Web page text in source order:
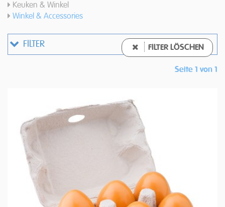
Keuken & Winkel
Winkel & Accessories
FILTER FILTER LÖSCHEN
Seite 1 von 1